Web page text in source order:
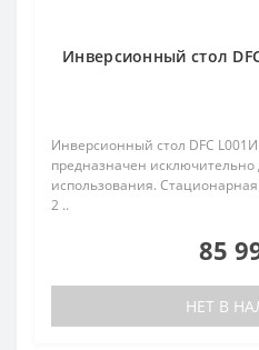
Инверсионный стол
Инверсионный стол DFC
предназначен
использования.
2 ..
85
НЕТ В